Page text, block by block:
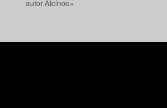
autor Alcínoo»